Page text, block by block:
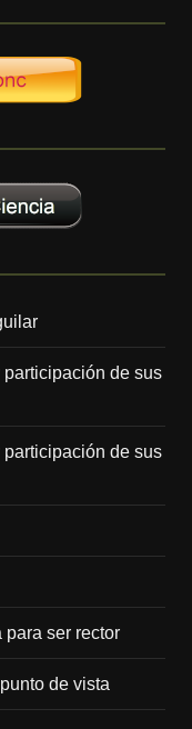
de sus
de sus
para ser rector
de vista